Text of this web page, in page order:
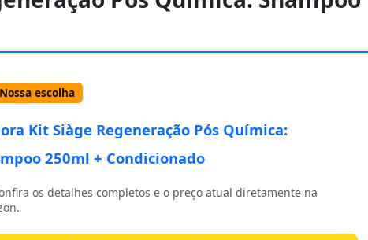
Nossa escolha
Kit Siàge Regeneração Pós Química:
250ml + Condicionado
os detalhes completos e o preço atual diretamente na